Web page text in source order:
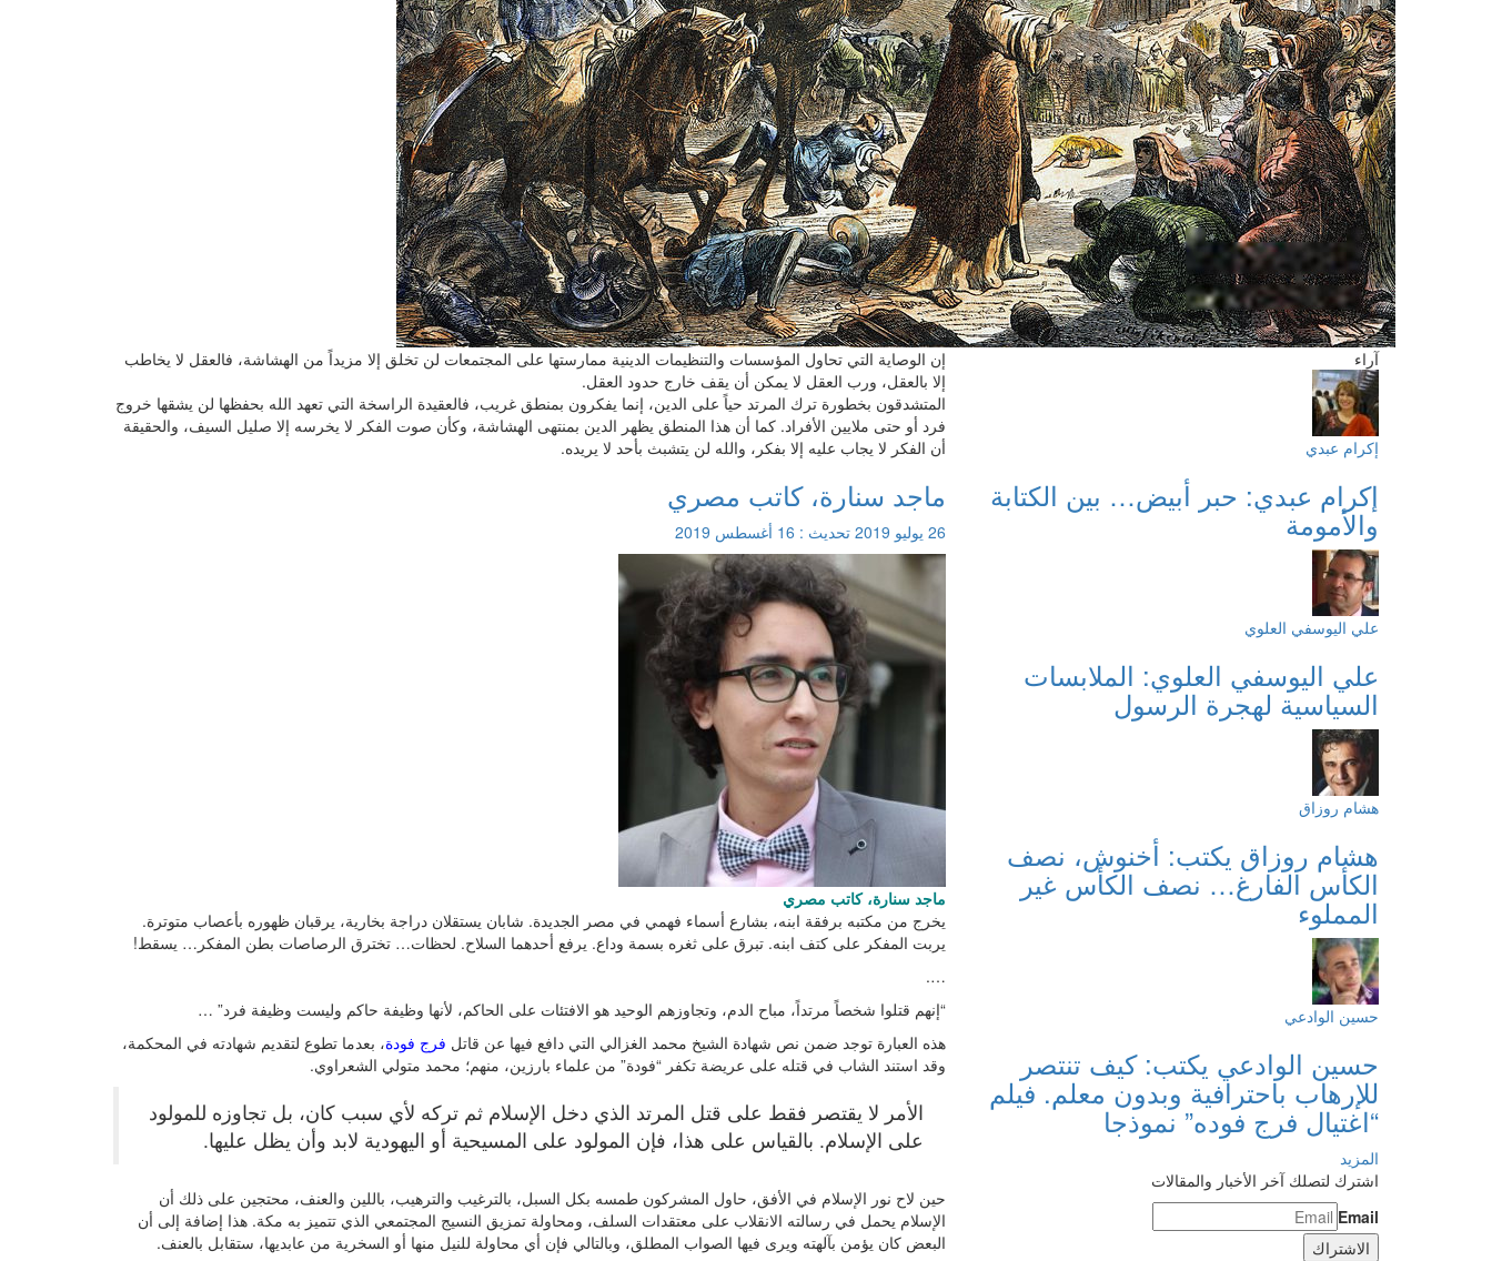
إن الوصاية التي تحاول المؤسسات والتنظيمات الدينية ممارستها على المجتمعات لن تخلق إلا مزيداً من الهشاشة، فالعقل لا يخاطب
إلا بالعقل، ورب العقل لا يمكن أن يقف خارج حدود العقل.
المتشدقون بخطورة ترك المرتد حياً على الدين، إنما يفكرون بمنطق غريب، فالعقيدة الراسخة التي تعهد الله بحفظها لن يشقها خروج
فرد أو حتى ملايين الأفراد. كما أن هذا المنطق يظهر الدين بمنتهى الهشاشة، وكأن صوت الفكر لا يخرسه إلا صليل السيف، والحقيقة
أن الفكر لا يجاب عليه إلا بفكر، والله لن يتشبث بأحد لا يريده.
ماجد سنارة، كاتب مصري
26 يوليو 2019 تحديث : 16 أغسطس 2019
ماجد سنارة، كاتب مصري
يخرج من مكتبه برفقة ابنه، بشارع أسماء فهمي في مصر الجديدة. شابان يستقلان دراجة بخارية، يرقبان ظهوره بأعصاب متوترة.
يربت المفكر على كتف ابنه. تبرق على ثغره بسمة وداع. يرفع أحدهما السلاح. لحظات… تخترق الرصاصات بطن المفكر… يسقط!
….
“إنهم قتلوا شخصاً مرتداً، مباح الدم، وتجاوزهم الوحيد هو الافتئات على الحاكم، لأنها وظيفة حاكم وليست وظيفة فرد” …
هذه العبارة توجد ضمن نص شهادة الشيخ محمد الغزالي التي دافع فيها عن قاتل فرج فودة، بعدما تطوع لتقديم شهادته في المحكمة،
وقد استند الشاب في قتله على عريضة تكفر “فودة” من علماء بارزين، منهم؛ محمد متولي الشعراوي.
الأمر لا يقتصر فقط على قتل المرتد الذي دخل الإسلام ثم تركه لأي سبب كان، بل تجاوزه للمولود
على الإسلام. بالقياس على هذا، فإن المولود على المسيحية أو اليهودية لابد وأن يظل عليها.
حين لاح نور الإسلام في الأفق، حاول المشركون طمسه بكل السبل، بالترغيب والترهيب، باللين والعنف، محتجين على ذلك أن
الإسلام يحمل في رسالته الانقلاب على معتقدات السلف، ومحاولة تمزيق النسيج المجتمعي الذي تتميز به مكة. هذا إضافة إلى أن
البعض كان يؤمن بآلهته ويرى فيها الصواب المطلق، وبالتالي فإن أي محاولة للنيل منها أو السخرية من عابديها، ستقابل بالعنف.
آراء
إكرام عبدي
إكرام عبدي: حبر أبيض… بين الكتابة
والأمومة
علي اليوسفي العلوي
علي اليوسفي العلوي: الملابسات
السياسية لهجرة الرسول
هشام روزاق
هشام روزاق يكتب: أخنوش، نصف
الكأس الفارغ… نصف الكأس غير
المملوء
حسين الوادعي
حسين الوادعي يكتب: كيف تنتصر
للإرهاب باحترافية وبدون معلم. فيلم
“اغتيال فرج فوده” نموذجا
المزيد
اشترك لتصلك آخر الأخبار والمقالات
Email